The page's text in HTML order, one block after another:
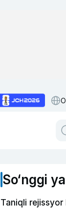
So‘nggi
Taniqli